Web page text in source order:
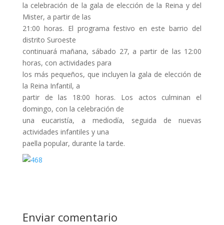
la celebración de la gala de elección de la Reina y del
Mister, a partir de las
21:00 horas. El programa festivo en este barrio del
distrito Suroeste
continuará mañana, sábado 27, a partir de las 12:00
horas, con actividades para
los más pequeños, que incluyen la gala de elección de
la Reina Infantil, a
partir de las 18:00 horas. Los actos culminan el
domingo, con la celebración de
una eucaristía, a mediodía, seguida de nuevas
actividades infantiles y una
paella popular, durante la tarde.
Enviar comentario